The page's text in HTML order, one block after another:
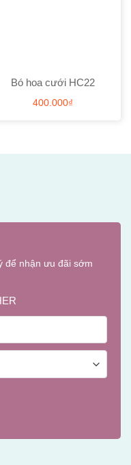
Bó hoa cưới HC22
400.000₫
để nhận ưu đãi sớm